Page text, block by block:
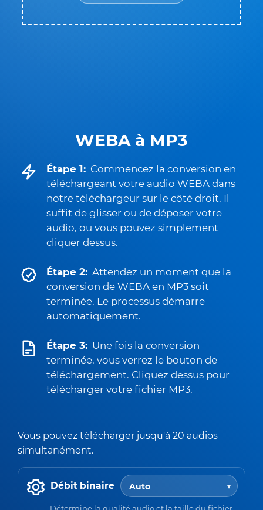
WEBA à MP3
Étape 1: Commencez la conversion en
téléchargeant votre audio WEBA dans
notre téléchargeur sur le côté droit. Il
suffit de glisser ou de déposer votre
audio, ou vous pouvez simplement
cliquer dessus.
Étape 2: Attendez un moment que la
conversion de WEBA en MP3 soit
terminée. Le processus démarre
automatiquement.
Étape 3: Une fois la conversion
terminée, vous verrez le bouton de
téléchargement. Cliquez dessus pour
télécharger votre fichier MP3.
Vous pouvez télécharger jusqu'à 20 audios
simultanément.
Débit binaire
Détermine la qualité audio et la taille du fichier.